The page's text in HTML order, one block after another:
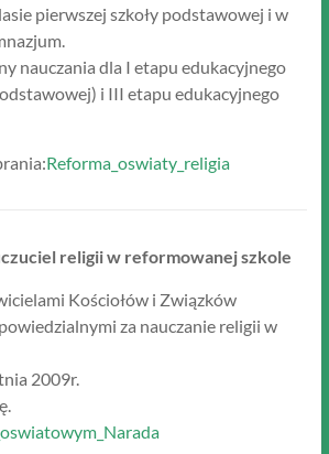
pierwszej szkoły podstawowej i w
nauczania dla I etapu edukacyjnego
i III etapu edukacyjnego
Reforma_oswiaty_religia
religii w reformowanej szkole
Kościołów i Związków
za nauczanie religii w
2009r.